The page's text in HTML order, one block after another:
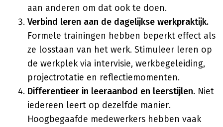
aan anderen om dat ook te doen.
Verbind leren aan de dagelijkse werkpraktijk.
Formele trainingen hebben beperkt effect als
ze losstaan van het werk. Stimuleer leren op
de werkplek via intervisie, werkbegeleiding,
projectrotatie en reflectiemomenten.
Differentieer in leeraanbod en leerstijlen. Niet
iedereen leert op dezelfde manier.
Hoogbegaafde medewerkers hebben vaak